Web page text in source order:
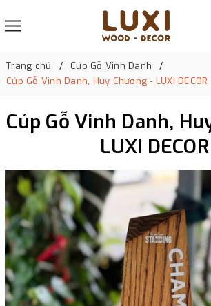
Trang chủ
Cúp Gỗ Vinh Danh
Cúp Gỗ Vinh Danh, Huy Chương - LUXI DECOR
Cúp Gỗ Vinh Danh,
LUXI DECOR